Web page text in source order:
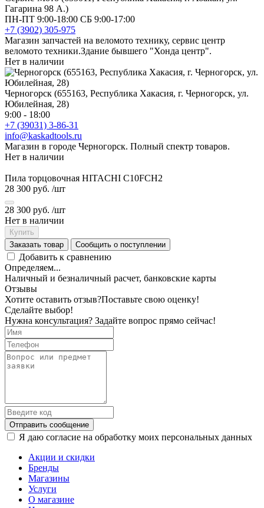
Гагарина 98 А.)
ПН-ПТ 9:00-18:00 СБ 9:00-17:00
+7 (3902) 305-975
Магазин запчастей на веломото технику, сервис центр
веломото техники.Здание бывшего "Хонда центр".
Нет в наличии
Черногорск (655163, Республика Хакасия, г. Черногорск, ул.
Юбилейная, 28)
9:00 - 18:00
+7 (39031) 3-86-31
info@kaskadtools.ru
Магазин в городе Черногорск. Полный спектр товаров.
Нет в наличии
Пила торцовочная HITACHI C10FCH2
28 300 руб. /шт
28 300 руб. /шт
Нет в наличии
Купить
Заказать товар
Сообщить о поступлении
Добавить к сравнению
Определяем...
Наличный и безналичный расчет, банковские карты
Отзывы
Хотите оставить отзыв?Поставьте свою оценку!
Сделайте выбор!
Нужна консультация? Задайте вопрос прямо сейчас!
Отправить сообщение
Я даю согласие на обработку моих персональных данных
Акции и скидки
Бренды
Магазины
Услуги
О магазине